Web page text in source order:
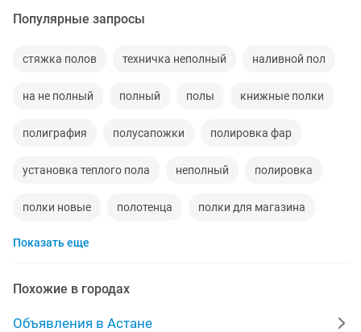
Популярные запросы
стяжка полов техничка неполный наливной пол
на не полный полный полы книжные полки
полиграфия полусапожки полировка фар
установка теплого пола неполный полировка
полки новые полотенца полки для магазина
платья в пол
полировка авто
Показать еще
Похожие в городах
Объявления в Астане